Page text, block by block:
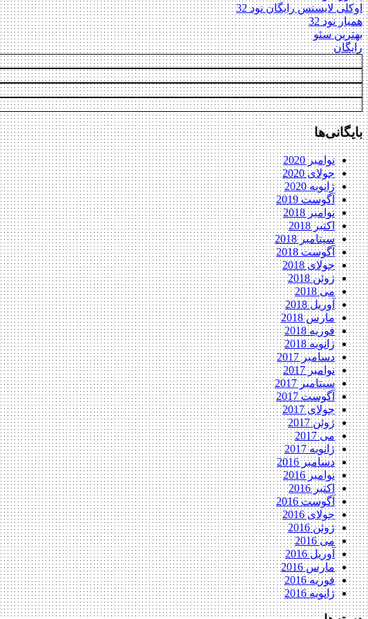
اوکلی لایسنس رایگان نود 32
همیار نود 32
بهترین سئو
رایگان
بایگانی‌ها
نوامبر 2020
جولای 2020
ژانویه 2020
آگوست 2019
نوامبر 2018
اکتبر 2018
سپتامبر 2018
آگوست 2018
جولای 2018
ژوئن 2018
می 2018
آوریل 2018
مارس 2018
فوریه 2018
ژانویه 2018
دسامبر 2017
نوامبر 2017
سپتامبر 2017
آگوست 2017
جولای 2017
ژوئن 2017
می 2017
ژانویه 2017
دسامبر 2016
نوامبر 2016
اکتبر 2016
آگوست 2016
جولای 2016
ژوئن 2016
می 2016
آوریل 2016
مارس 2016
فوریه 2016
ژانویه 2016